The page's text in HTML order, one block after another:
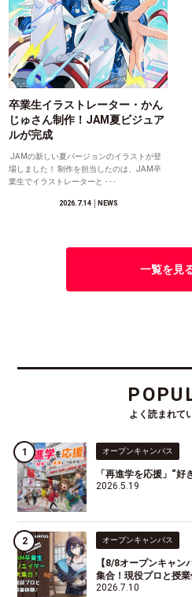
卒業生イラストレーター・かん
じゅさん制作！JAM夏ビジュア
ルが完成
JAMの新しい夏バージョンのイラストが登
場しました！ 制作を担当したのは、JAM卒
業生でイラストレーターと ･･･
2026.7.14│NEWS
一覧を見
よく読まれて
オープンキャンパス
「再進学を応援」“好
2026.5.19
オープンキャンパス
【8/8オープンキャ
集合！現役プロと授業
2026.7.10